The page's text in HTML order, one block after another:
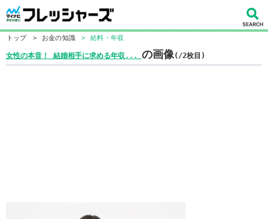
トップ > お金の知識 > 給料・年収
女性の本音！ 結婚相手に求める年収... の画像(/2枚目)